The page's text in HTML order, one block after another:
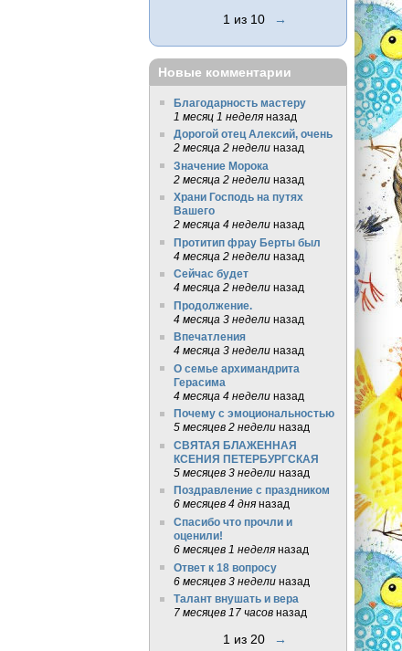
1 из 10 →
Новые комментарии
Благодарность мастеру
1 месяц 1 неделяназад
Дорогой отец Алексий, очень
2 месяца 2 неделиназад
Значение Морока
2 месяца 2 неделиназад
Храни Господь на путях
Вашего
2 месяца 4 неделиназад
Протитип фрау Берты был
4 месяца 2 неделиназад
Сейчас будет
4 месяца 2 неделиназад
Продолжение.
4 месяца 3 неделиназад
Впечатления
4 месяца 3 неделиназад
О семье архимандрита
Герасима
4 месяца 4 неделиназад
Почему с эмоциональностью
5 месяцев 2 неделиназад
СВЯТАЯ БЛАЖЕННАЯ
КСЕНИЯ ПЕТЕРБУРГСКАЯ
5 месяцев 3 неделиназад
Поздравление с праздником
6 месяцев 4 дняназад
Спасибо что прочли и
оценили!
6 месяцев 1 неделяназад
Ответ к 18 вопросу
6 месяцев 3 неделиназад
Талант внушать и вера
7 месяцев 17 часовназад
1 из 20 →